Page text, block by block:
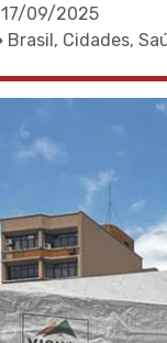
17/09/2025
Brasil, Cidades,